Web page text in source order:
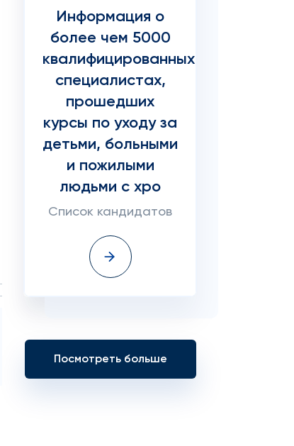
Информация о
более чем 5000
квалифицированных
специалистах,
прошедших
курсы по уходу за
детьми, больными
и пожилыми
людьми с хро
Список кандидатов
Посмотреть больше